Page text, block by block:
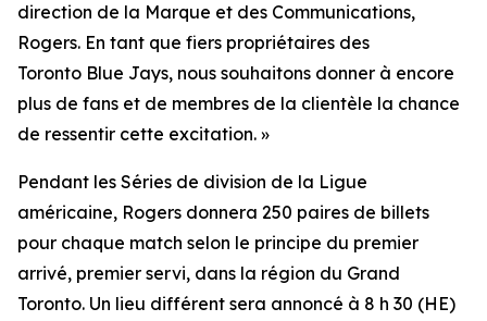
direction de la Marque et des Communications,
Rogers. En tant que fiers propriétaires des
Toronto Blue Jays, nous souhaitons donner à encore
plus de fans et de membres de la clientèle la chance
de ressentir cette excitation. »
Pendant les Séries de division de la Ligue
américaine, Rogers donnera 250 paires de billets
pour chaque match selon le principe du premier
arrivé, premier servi, dans la région du Grand
Toronto. Un lieu différent sera annoncé à 8 h 30 (HE)